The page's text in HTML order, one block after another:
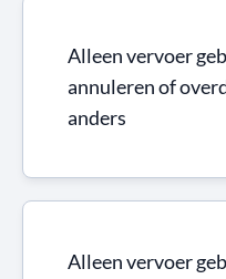
Alleen vervoer
annuleren of
anders
Alleen vervoer